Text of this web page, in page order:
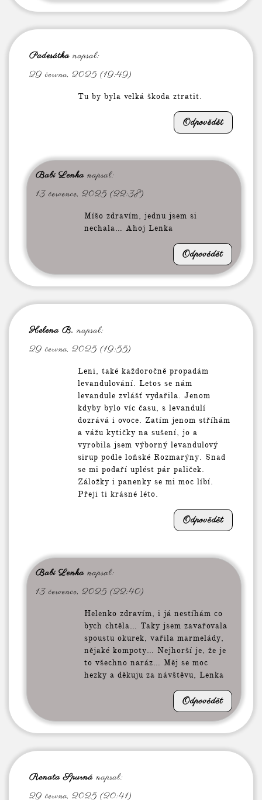
Padesátka napsal:
29 června, 2025 (19:49)
Tu by byla velká škoda ztratit.
Odpovědět
Babi Lenka napsal:
13 července, 2025 (22:38)
Míšo zdravím, jednu jsem si
nechala… Ahoj Lenka
Odpovědět
Helena B. napsal:
29 června, 2025 (19:55)
Leni, také každoročně propadám
levandulování. Letos se nám
levandule zvlášť vydařila. Jenom
kdyby bylo víc času, s levandulí
dozrává i ovoce. Zatím jenom stříhám
a vážu kytičky na sušení, jo a
vyrobila jsem výborný levandulový
sirup podle loňské Rozmarýny. Snad
se mi podaří uplést pár paliček.
Záložky i panenky se mi moc líbí.
Přeji ti krásné léto.
Odpovědět
Babi Lenka napsal:
13 července, 2025 (22:40)
Helenko zdravím, i já nestíhám co
bych chtěla… Taky jsem zavařovala
spoustu okurek, vařila marmelády,
nějaké kompoty… Nejhorší je, že je
to všechno naráz… Měj se moc
hezky a děkuju za návštěvu, Lenka
Odpovědět
Renata Spurná napsal:
29 června, 2025 (20:41)